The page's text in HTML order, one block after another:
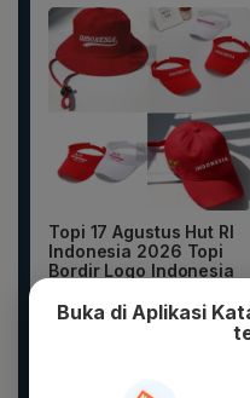
Topi 17 Agustus Hut RI
Indonesia 2026 Topi
Bordir Logo Indonesia
Buka di Aplikasi